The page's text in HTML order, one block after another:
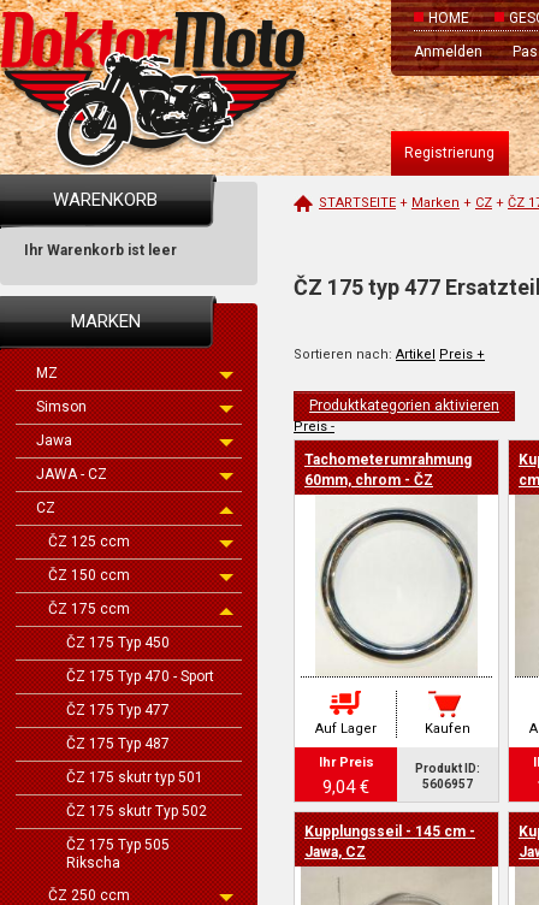
HOME
Anmelden
Registrierung
WARENKORB
Ihr Warenkorb ist leer
MARKEN
MZ
Simson
Jawa
JAWA - CZ
CZ
ČZ 125 ccm
ČZ 150 ccm
ČZ 175 ccm
ČZ 175 Typ 450
ČZ 175 Typ 470 - Sport
ČZ 175 Typ 477
ČZ 175 Typ 487
ČZ 175 skutr typ 501
ČZ 175 skutr Typ 502
ČZ 175 Typ 505
Rikscha
ČZ 250 ccm
STARTSEITE + Marken + CZ + ČZ
ČZ 175 typ 477
Sortieren nach: Artikel Preis +
Preis -
Produktkategorien aktivieren
Tachometerumrahmung
60mm, chrom - ČZ
Auf Lager Kaufen
Ihr Preis
9,04 €
Produkt ID:
5606957
Kupplungsseil - 145 cm -
Jawa, CZ